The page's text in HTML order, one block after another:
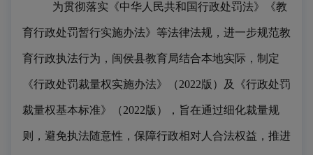
为贯彻落实《中华人民共和国行政处罚法》《教
育行政处罚暂行实施办法》等法律法规，进一步规范教
育行政执法行为，闽侯县教育局结合本地实际，制定
《行政处罚裁量权实施办法》（2022版）及《行政处罚
裁量权基本标准》（2022版），旨在通过细化裁量规
则，避免执法随意性，保障行政相对人合法权益，推进